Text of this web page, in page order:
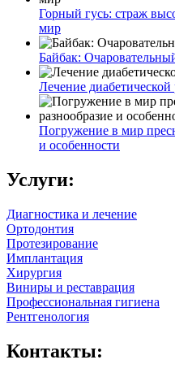
Горный гусь: страж
мир
Байбак:
Лечение
Погружение в мир
и особенности
Услуги:
Диагностика и лечение
Ортодонтия
Протезирование
Имплантация
Хирургия
Виниры и реставрация
Профессиональная гигиена
Рентгенология
Контакты: